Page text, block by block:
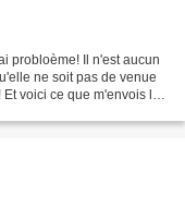
probloème! Il n'est aucun
ne soit pas de venue
voici ce que m'envois le